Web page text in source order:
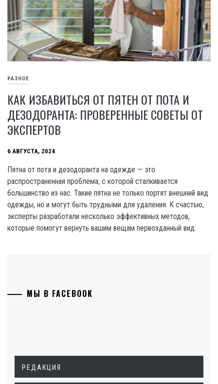
РАЗНОЕ
КАК ИЗБАВИТЬСЯ ОТ ПЯТЕН ОТ ПОТА И
ДЕЗОДОРАНТА: ПРОВЕРЕННЫЕ СОВЕТЫ ОТ
ЭКСПЕРТОВ
6 АВГУСТА, 2024
Пятна от пота и дезодоранта на одежде — это
распространенная проблема, с которой сталкивается
большинство из нас. Такие пятна не только портят внешний вид
одежды, но и могут быть трудными для удаления. К счастью,
эксперты разработали несколько эффективных методов,
которые помогут вернуть вашим вещам первозданный вид.
МЫ В FACEBOOK
РЕДАКЦИЯ